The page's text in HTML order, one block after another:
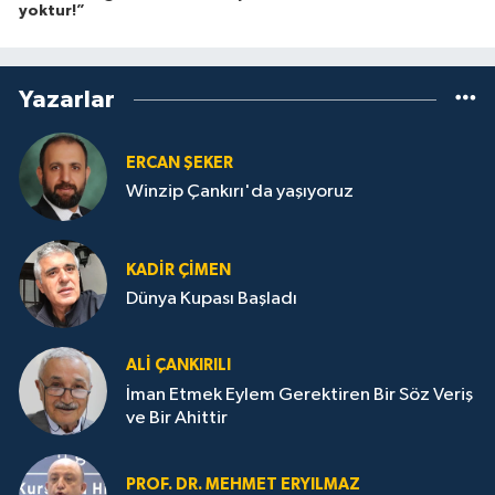
yoktur!”
Yazarlar
ERCAN ŞEKER
Winzip Çankırı'da yaşıyoruz
KADIR ÇIMEN
Dünya Kupası Başladı
ALI ÇANKIRILI
İman Etmek Eylem Gerektiren Bir Söz Veriş
ve Bir Ahittir
PROF. DR. MEHMET ERYILMAZ